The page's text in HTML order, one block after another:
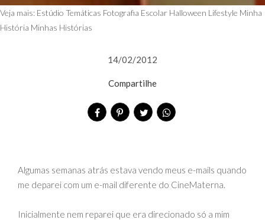
Veja mais: Estúdio Temáticas Fotografia Escolar Halloween Lifestyle Minha
História Minhas Histórias
14/02/2012
Compartilhe
Algumas semanas atrás estava vendo meus e-mails quando
me deparei com um e-mail diferente do CineMaterna.
Inicialmente nem reparei que era direcionado só a mim